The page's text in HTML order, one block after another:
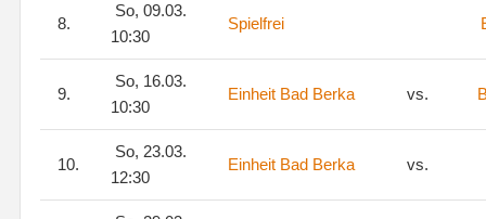
8.
So, 09.03.
10:30
Spielfrei
9.
So, 16.03.
10:30
Einheit Bad Berka vs.
10.
So, 23.03.
12:30
Einheit Bad Berka vs.